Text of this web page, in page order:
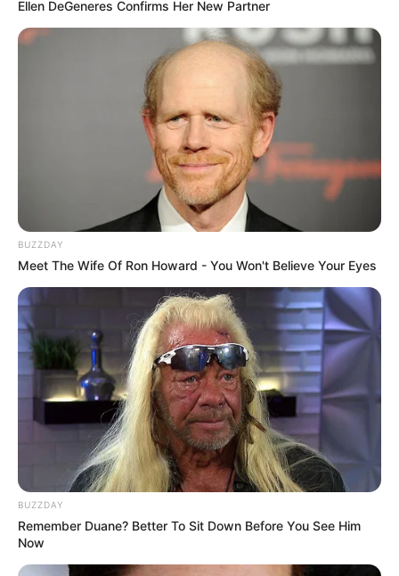
You glow differently when you’re happy.
When you love what you have, you have everything
I never want to stop making memories with you.
Family is a gift that last forever.
Kebahagiaan hanya milik orang-orang yang
Foto – foto Irish Bella
1. Manisnya senyum Irish Bella tak terlupakan
Ellen DeGeneres Confirms Her New Partner
BUZZDAY
Meet The Wife Of Ron Howard - You Won't Believe Your Eyes
BUZZDAY
Remember Duane? Better To Sit Down Before You See Him
Now